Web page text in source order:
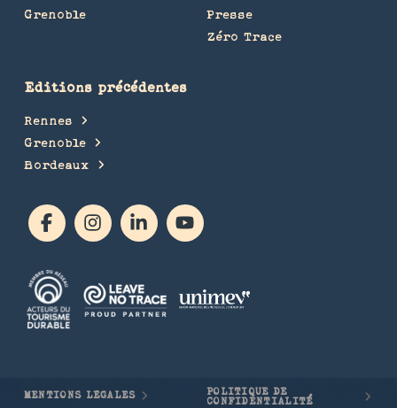
Grenoble
Presse
Zéro Trace
Editions précédentes
Rennes
Grenoble
Bordeaux
MENTIONS LÉGALES POLITIQUE DE
CONFIDENTIALITÉ